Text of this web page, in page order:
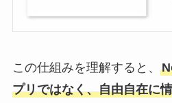
この仕組みを理解すると、
プリではなく、自由自在に